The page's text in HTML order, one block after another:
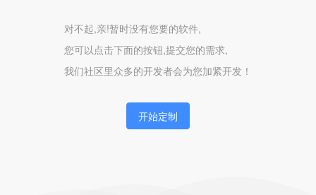
对不起,亲!暂时没有您要的软件,
您可以点击下面的按钮,提交您的需求,
我们社区里众多的开发者会为您加紧开发！
开始定制